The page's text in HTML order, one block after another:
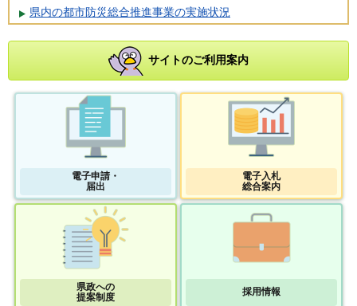
県内の都市防災総合推進事業の実施状況
サイトのご利用案内
電子申請・
届出
電子入札
総合案内
県政への
提案制度
採用情報